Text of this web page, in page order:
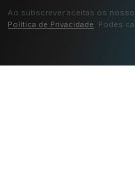
Ao subscrever aceitas os
Política de Privacidade . Podes